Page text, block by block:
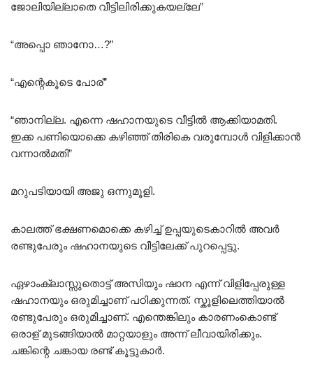
ജോലിയില്ലാതെ വീട്ടിലിരിക്കുകയല്ലേ”
“അപ്പൊ ഞാനോ…?”
“എന്റെകൂടെ പോര്”
“ഞാനില്ല. എന്നെ ഷഹാനയുടെ വീട്ടിൽ ആക്കിയാമതി.
ഇക്ക പണിയൊക്കെ കഴിഞ്ഞ് തിരികെ വരുമ്പോൾ വിളിക്കാൻ
വന്നാൽമതി”
മറുപടിയായി അജു ഒന്നുമൂളി.
കാലത്ത് ഭക്ഷണമൊക്കെ കഴിച്ച് ഉപ്പയുടെകാറിൽ അവർ
രണ്ടുപേരും ഷഹാനയുടെ വീട്ടിലേക്ക് പുറപ്പെട്ടു.
ഏഴാംക്ലാസ്സുതൊട്ട് അസിയും ഷാന എന്ന് വിളിപ്പേരുള്ള
ഷഹാനയും ഒരുമിച്ചാണ് പഠിക്കുന്നത്. സ്കൂളിലെത്തിയാൽ
രണ്ടുപേരും ഒരുമിച്ചാണ്. എന്തെങ്കിലും കാരണംകൊണ്ട്
ഒരാള് മുടങ്ങിയാൽ മാറ്റയാളും അന്ന് ലീവായിരിക്കും.
ചങ്കിന്റെ ചങ്കായ രണ്ട് കൂട്ടുകാർ.